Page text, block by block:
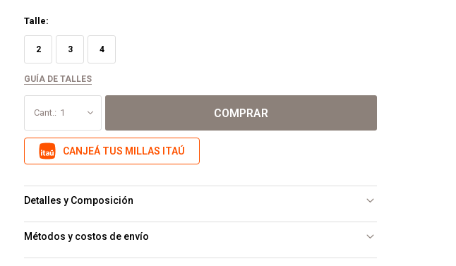
Talle:
2 3 4
GUÍA DE TALLES
1 COMPRAR
CANJEÁ TUS MILLAS ITAÚ
Detalles y Composición
Métodos y costos de envío